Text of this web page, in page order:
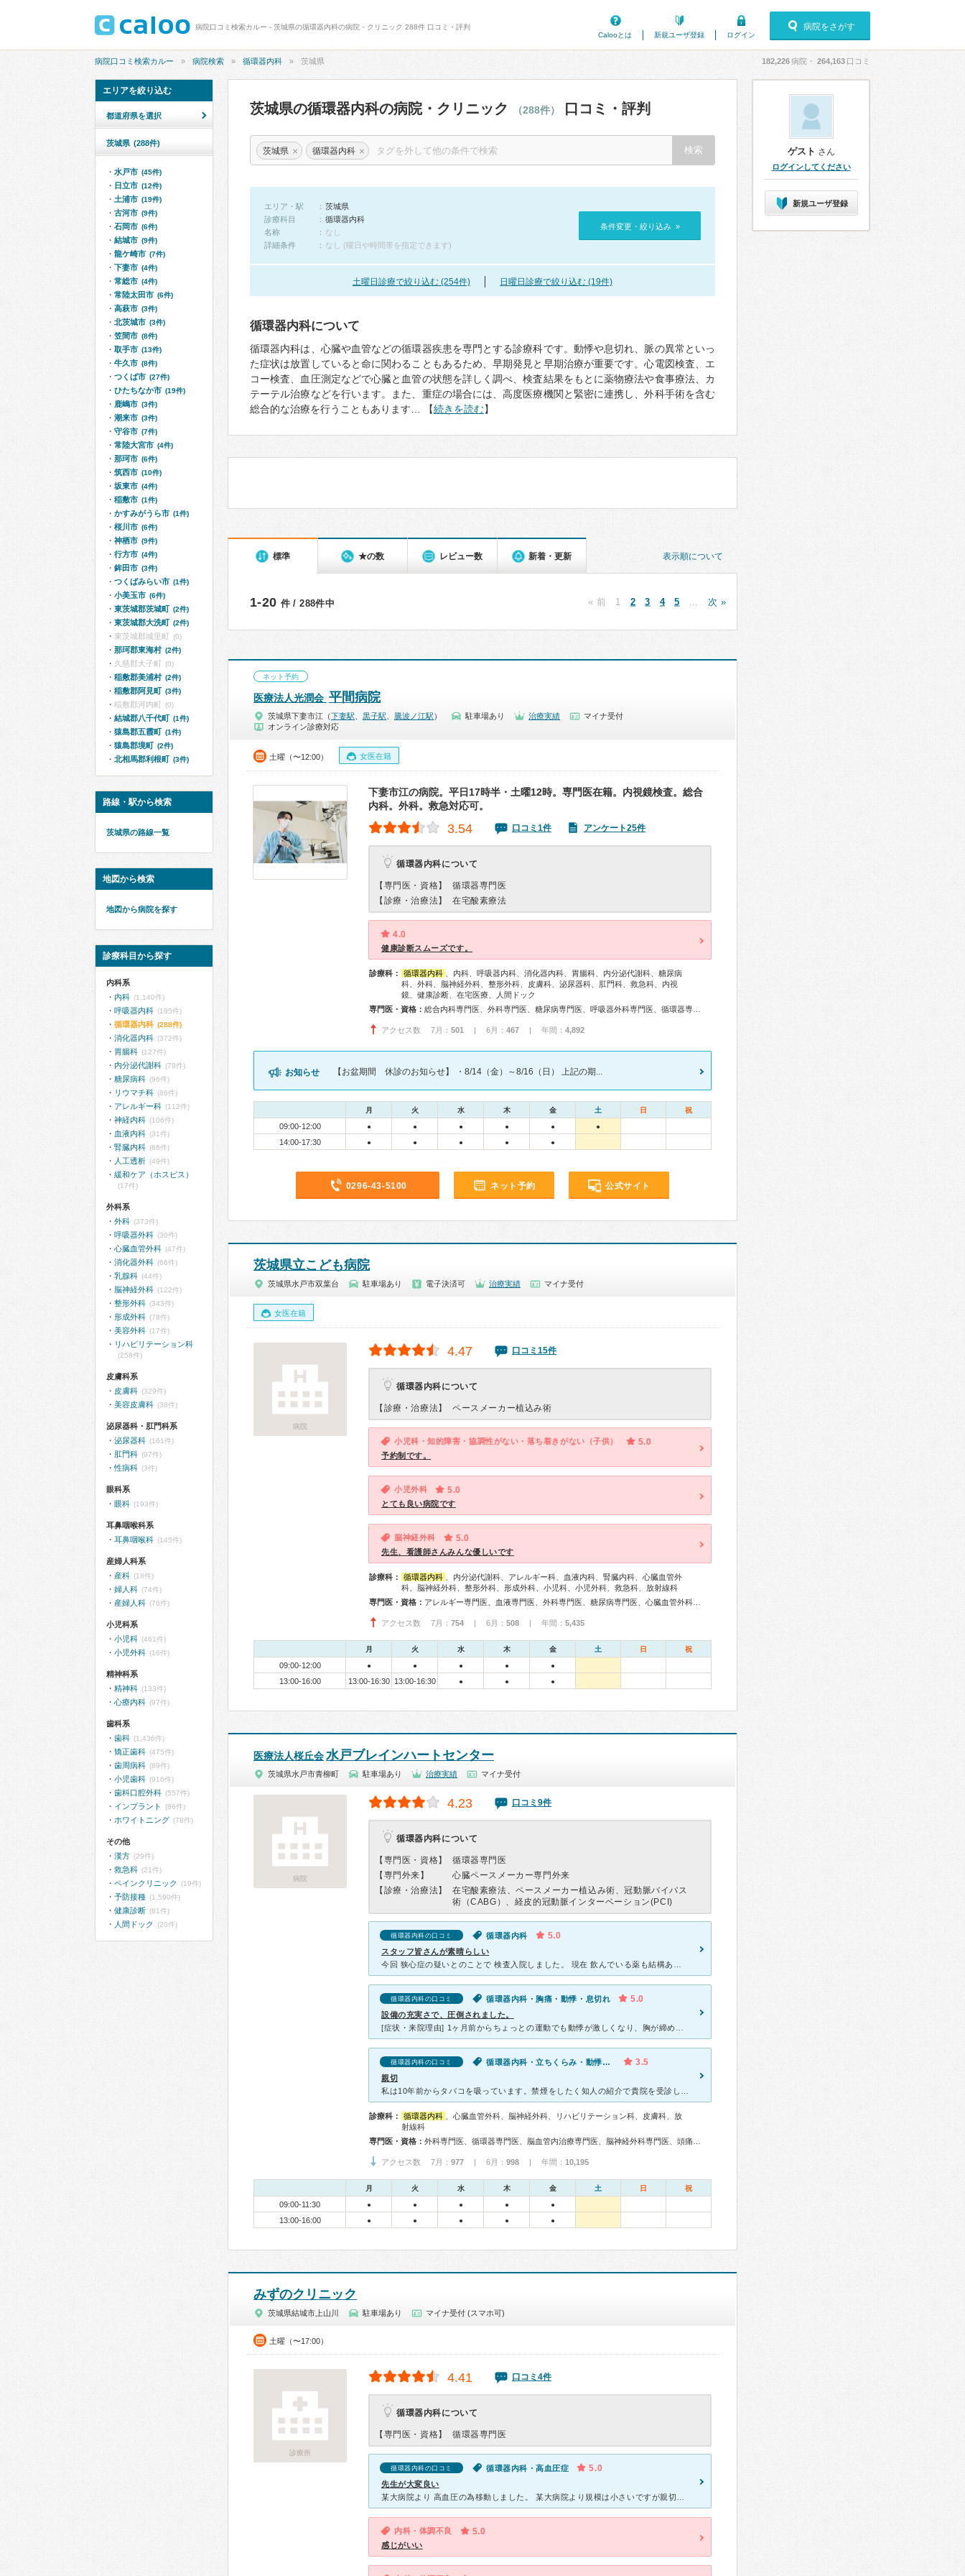
病院口コミ検索カルー - 茨城県の循環器内科の病院・クリニック 288件 口コミ・評判
Calooとは
新規ユーザ登録 ログイン
病院をさがす
病院口コミ検索カルー 病院検索 循環器内科 茨城県 182,226病院・ 264,163 口コミ
茨城県の循環器内科の病院・クリニック （288件） 口コミ・評判
茨城県 × 循環器内科 ×
エリア・駅
茨城県
診療科目
循環器内科
名称
なし
詳細条件
なし (曜日や時間帯を指定できます)
条件変更・絞り込み »
土曜日診療で絞り込む (254件) 日曜日診療で絞り込む (19件)
循環器内科について
循環器内科は、心臓や血管などの循環器疾患を専門とする診療科です。動悸や息切れ、脈の異常といっ
た症状は放置していると命に関わることもあるため、早期発見と早期治療が重要です。心電図検査、エ
コー検査、血圧測定などで心臓と血管の状態を詳しく調べ、検査結果をもとに薬物療法や食事療法、カ
テーテル治療などを行います。また、重症の場合には、高度医療機関と緊密に連携し、外科手術を含む
総合的な治療を行うこともあります… 【続きを読む】
表示順について
標準 ★の数 レビュー数 新着・更新
1-20 件 / 288件中 « 前 1 2 3 4 5 次 »
ネット予約
医療法人光潤会 平間病院
茨城県下妻市江（下妻駅 黒子駅 騰波ノ江駅 ） 駐車場あり 治療実績
マイナ受付
オンライン診療対応
土曜（〜12:00） 女医在籍
下妻市江の病院。平日17時半・土曜12時。専門医在籍。内視鏡検査。総合
内科。外科。救急対応可。
3.54 口コミ1件 アンケート25件
循環器内科について
【専門医・資格】
循環器専門医
【診療・治療法】
在宅酸素療法
4.0
健康診断スムーズです。
診療科： 循環器内科
、内科、呼吸器内科、消化器内科、胃腸科、内分泌代謝科、糖尿病
科、外科、脳神経外科、整形外科、皮膚科、泌尿器科、肛門科、救急科、内視
鏡、健康診断、在宅医療、人間ドック
専門医・資格：
アクセス数 7月： 501 | 6月： 467 | 年間： 4,892
お知らせ 【お盆期間 休診のお知らせ】 ・8/14（金）～8/16（日） 上記の期...
月 火 水 木 金 土 日 祝
09:00-12:00 ● ● ● ● ● ●
14:00-17:30 ● ● ● ● ●
0296-43-5100 ネット予約 公式サイト
茨城県立こども病院
茨城県水戸市双葉台 駐車場あり 電子決済可 治療実績 マイナ受付
女医在籍
病院
4.47 口コミ15件
循環器内科について
【診療・治療法】 ペースメーカー植込み術
小児科・知的障害・協調性がない・落ち着きがない（子供） 5.0
予約制です。
小児外科 5.0
とても良い病院です
脳神経外科 5.0
先生、看護師さんみんな優しいです
診療科： 循環器内科
、内分泌代謝科、アレルギー科、血液内科、腎臓内科、心臓血管外
科、脳神経外科、整形外科、形成外科、小児科、小児外科、救急科、放射線科
専門医・資格：
アクセス数 7月： 754 | 6月： 508 | 年間： 5,435
月 火 水 木 金 土 日 祝
09:00-12:00 ● ● ● ● ●
13:00-16:00 13:00-16:30 13:00-16:30 ● ● ●
医療法人桜丘会水戸ブレインハートセンター
茨城県水戸市青柳町 駐車場あり 治療実績 マイナ受付
病院
4.23 口コミ9件
循環器内科について
【専門医・資格】
循環器専門医
【専門外来】
心臓ペースメーカー専門外来
【診療・治療法】
在宅酸素療法、ペースメーカー植込み術、冠動脈バイパス
術（CABG）、経皮的冠動脈インターベーション(PCI)
循環器内科の口コミ 循環器内科 5.0
スタッフ皆さんが素晴らしい
循環器内科の口コミ 循環器内科・胸痛・動悸・息切れ 5.0
設備の充実さで、圧倒されました。
循環器内科の口コミ 循環器内科・立ちくらみ・動悸・息切れ 3.5
親切
診療科： 循環器内科
、心臓血管外科、脳神経外科、リハビリテーション科、皮膚科、放
射線科
専門医・資格：
アクセス数 7月： 977 | 6月： 998 | 年間： 10,195
月 火 水 木 金 土 日 祝
09:00-11:30 ● ● ● ● ●
13:00-16:00 ● ● ● ● ●
みずのクリニック
茨城県結城市上山川 駐車場あり マイナ受付 (スマホ可)
土曜（〜17:00）
診療所
4.41 口コミ4件
循環器内科について
【専門医・資格】 循環器専門医
循環器内科の口コミ 循環器内科・高血圧症 5.0
先生が大変良い
内科・体調不良 5.0
感じがいい
エリアを絞り込む
都道府県を選択
茨城県 (288件)
水戸市 (45件)
日立市 (12件)
土浦市 (19件)
古河市 (9件)
石岡市 (6件)
結城市 (9件)
龍ケ崎市 (7件)
下妻市 (4件)
常総市 (4件)
常陸太田市 (6件)
高萩市 (3件)
北茨城市 (3件)
笠間市 (8件)
取手市 (13件)
牛久市 (8件)
つくば市 (27件)
ひたちなか市 (19件)
鹿嶋市 (3件)
潮来市 (3件)
守谷市 (7件)
常陸大宮市 (4件)
那珂市 (6件)
筑西市 (10件)
坂東市 (4件)
稲敷市 (1件)
かすみがうら市 (1件)
桜川市 (6件)
神栖市 (9件)
行方市 (4件)
鉾田市 (3件)
つくばみらい市 (1件)
小美玉市 (6件)
東茨城郡茨城町 (2件)
東茨城郡大洗町 (2件)
東茨城郡城里町 (0)
那珂郡東海村 (2件)
久慈郡大子町 (0)
稲敷郡美浦村 (2件)
稲敷郡阿見町 (3件)
稲敷郡河内町 (0)
結城郡八千代町 (1件)
猿島郡五霞町 (1件)
猿島郡境町 (2件)
北相馬郡利根町 (3件)
路線・駅から検索
茨城県の路線一覧
地図から検索
地図から病院を探す
診療科目から探す
内科系
内科 (1,140件)
呼吸器内科 (185件)
循環器内科 (288件)
消化器内科 (372件)
胃腸科 (127件)
内分泌代謝科 (78件)
糖尿病科 (96件)
リウマチ科 (86件)
アレルギー科 (112件)
神経内科 (106件)
血液内科 (31件)
腎臓内科 (66件)
人工透析 (49件)
緩和ケア（ホスピス）
(17件)
外科系
外科 (373件)
呼吸器外科 (30件)
心臓血管外科 (47件)
消化器外科 (66件)
乳腺科 (44件)
脳神経外科 (122件)
整形外科 (343件)
形成外科 (78件)
美容外科 (17件)
リハビリテーション科
(258件)
皮膚科系
皮膚科 (329件)
美容皮膚科 (38件)
泌尿器科・肛門科系
泌尿器科 (161件)
肛門科 (97件)
性病科 (3件)
眼科系
眼科 (193件)
耳鼻咽喉科系
耳鼻咽喉科 (145件)
産婦人科系
産科 (18件)
婦人科 (74件)
産婦人科 (76件)
小児科系
小児科 (461件)
小児外科 (16件)
精神科系
精神科 (133件)
心療内科 (97件)
歯科系
歯科 (1,436件)
矯正歯科 (475件)
歯周病科 (89件)
小児歯科 (916件)
歯科口腔外科 (557件)
インプラント (86件)
ホワイトニング (78件)
その他
漢方 (29件)
救急科 (21件)
ペインクリニック (19件)
予防接種 (1,590件)
健康診断 (81件)
人間ドック (20件)
ゲスト さん
ログインしてください
新規ユーザ登録